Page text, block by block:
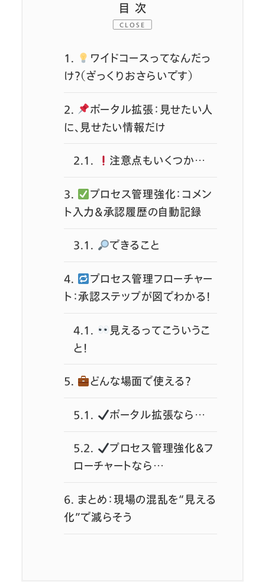
目次
CLOSE
1.
ワイドコースってなんだっ
け？（ざっくりおさらいです）
2.
ポータル拡張：見せたい人
に、見せたい情報だけ
2.1. 注意点もいくつか…
3.
プロセス管理強化：コメン
ト入力＆承認履歴の自動記録
3.1. できること
4.
プロセス管理フローチャー
ト：承認ステップが図でわかる！
4.1.
見えるってこういうこ
と！
5. どんな場面で使える？
5.1. ポータル拡張なら…
5.2.
プロセス管理強化＆フ
ローチャートなら…
6. まとめ：現場の混乱を“見える
化”で減らそう